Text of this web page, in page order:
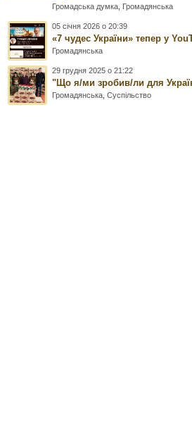
Громадська думка Громадянська
05 січня 2026 о 20:39
«7 чудес України» тепер у
Громадянська
29 грудня 2025 о 21:22
"Що я/ми зробив/ли для
Громадянська ,Суспільство